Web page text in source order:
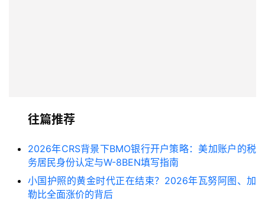
往篇推荐
2026年CRS背景下BMO银行开户策略：美加账户的税
务居民身份认定与W-8BEN填写指南
小国护照的黄金时代正在结束？2026年瓦努阿图、加
勒比全面涨价的背后